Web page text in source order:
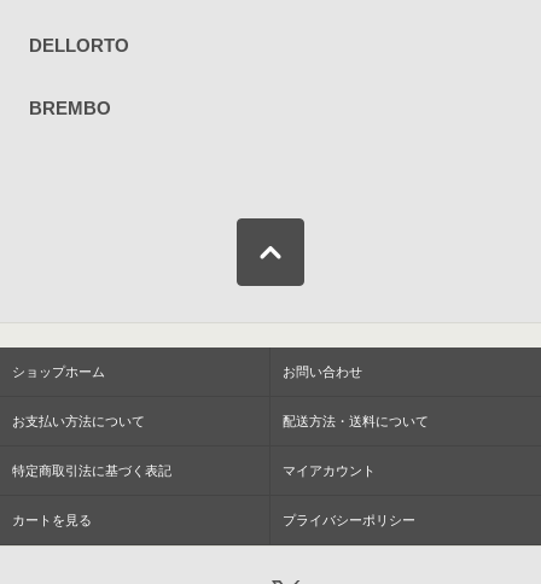
DELLORTO
BREMBO
ショップホーム お問い合わせ
お支払い方法について 配送方法・送料について
特定商取引法に基づく表記 マイアカウント
カートを見る プライバシーポリシー